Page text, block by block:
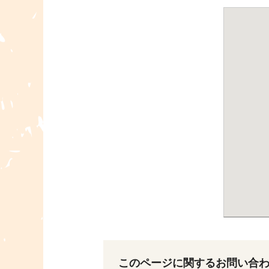
このページに関するお問い合